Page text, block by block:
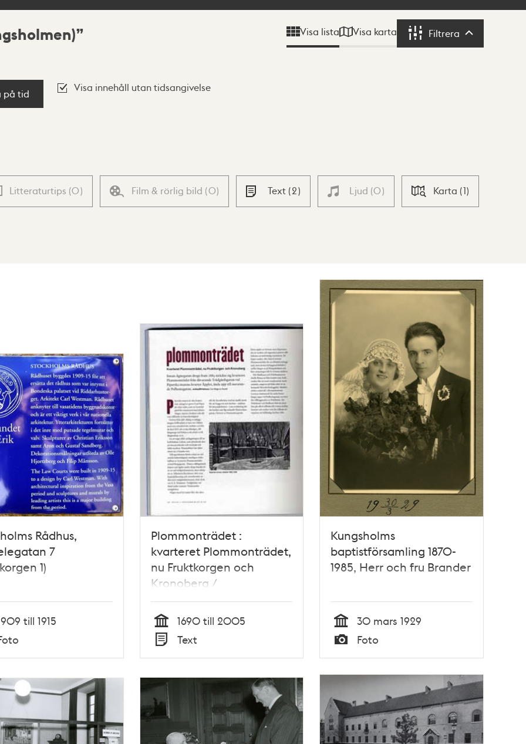
Visa lista Visa karta Filtrera Filtrera
på tid
Visa innehåll utan tidsangivelse
Litteraturtips (0) Film & rörlig bild (0) Text (2) Ljud (0) Karta (1)
Rådhus,
7
1)
till 1915
Plommonträdet :
kvarteret Plommonträdet,
nu Fruktkorgen och
Kronoberg /
artikelförfattare: Carl
Magnus Rosell
Tid
1690 till 2005
Typ
Text
Kungsholms
baptistförsamling 1870-
1985, Herr och fru Brander
Tid
30 mars 1929
Typ
Foto